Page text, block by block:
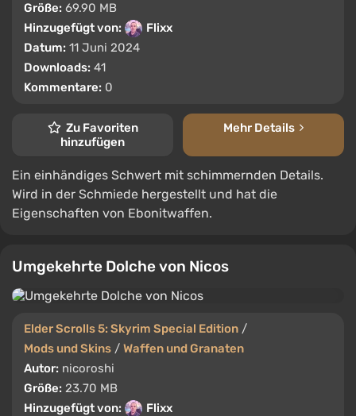
Größe: 69.90 MB
Hinzugefügt von:
Flixx
Datum: 11 Juni 2024
Downloads: 41
Kommentare: 0
Zu Favoriten
hinzufügen
Mehr Details
Ein einhändiges Schwert mit schimmernden Details.
Wird in der Schmiede hergestellt und hat die
Eigenschaften von Ebonitwaffen.
Umgekehrte Dolche von Nicos
Elder Scrolls 5: Skyrim Special Edition /
Mods und Skins / Waffen und Granaten
Autor: nicoroshi
Größe: 23.70 MB
Hinzugefügt von:
Flixx